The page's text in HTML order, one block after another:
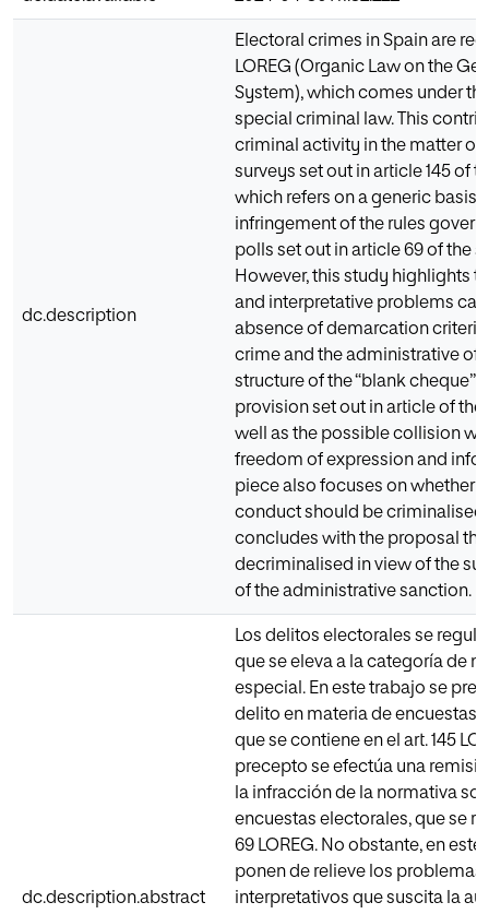
dc.description
Electoral crimes in Spain are
LOREG (Organic Law on the
System), which comes under
special criminal law. This
criminal activity in the matter of
surveys set out in article 145 of
which refers on a generic basis
infringement of the rules
polls set out in article 69 of the
However, this study highlights
and interpretative problems
absence of demarcation
crime and the administrative
structure of the “blank cheque”
provision set out in article of the
well as the possible collision
freedom of expression and
piece also focuses on whether
conduct should be criminalised
concludes with the proposal
decriminalised in view of the
of the administrative sanction.
dc.description.abstract
Los delitos electorales se
que se eleva a la categoría de
especial. En este trabajo se
delito en materia de encuestas
que se contiene en el art. 145
precepto se efectúa una
la infracción de la normativa
encuestas electorales, que se
69 LOREG. No obstante, en
ponen de relieve los
interpretativos que suscita la